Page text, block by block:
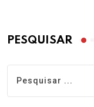
PESQUISAR